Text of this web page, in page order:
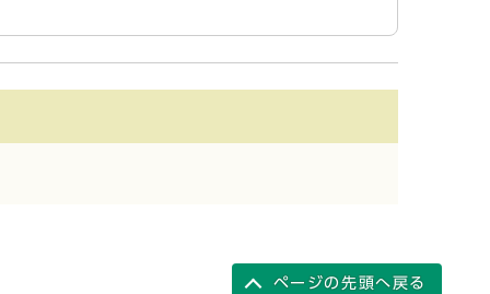
ページの先頭へ戻る